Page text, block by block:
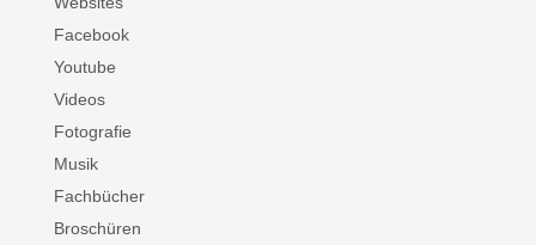
Facebook
Youtube
Videos
Fotografie
Musik
Fachbücher
Broschüren